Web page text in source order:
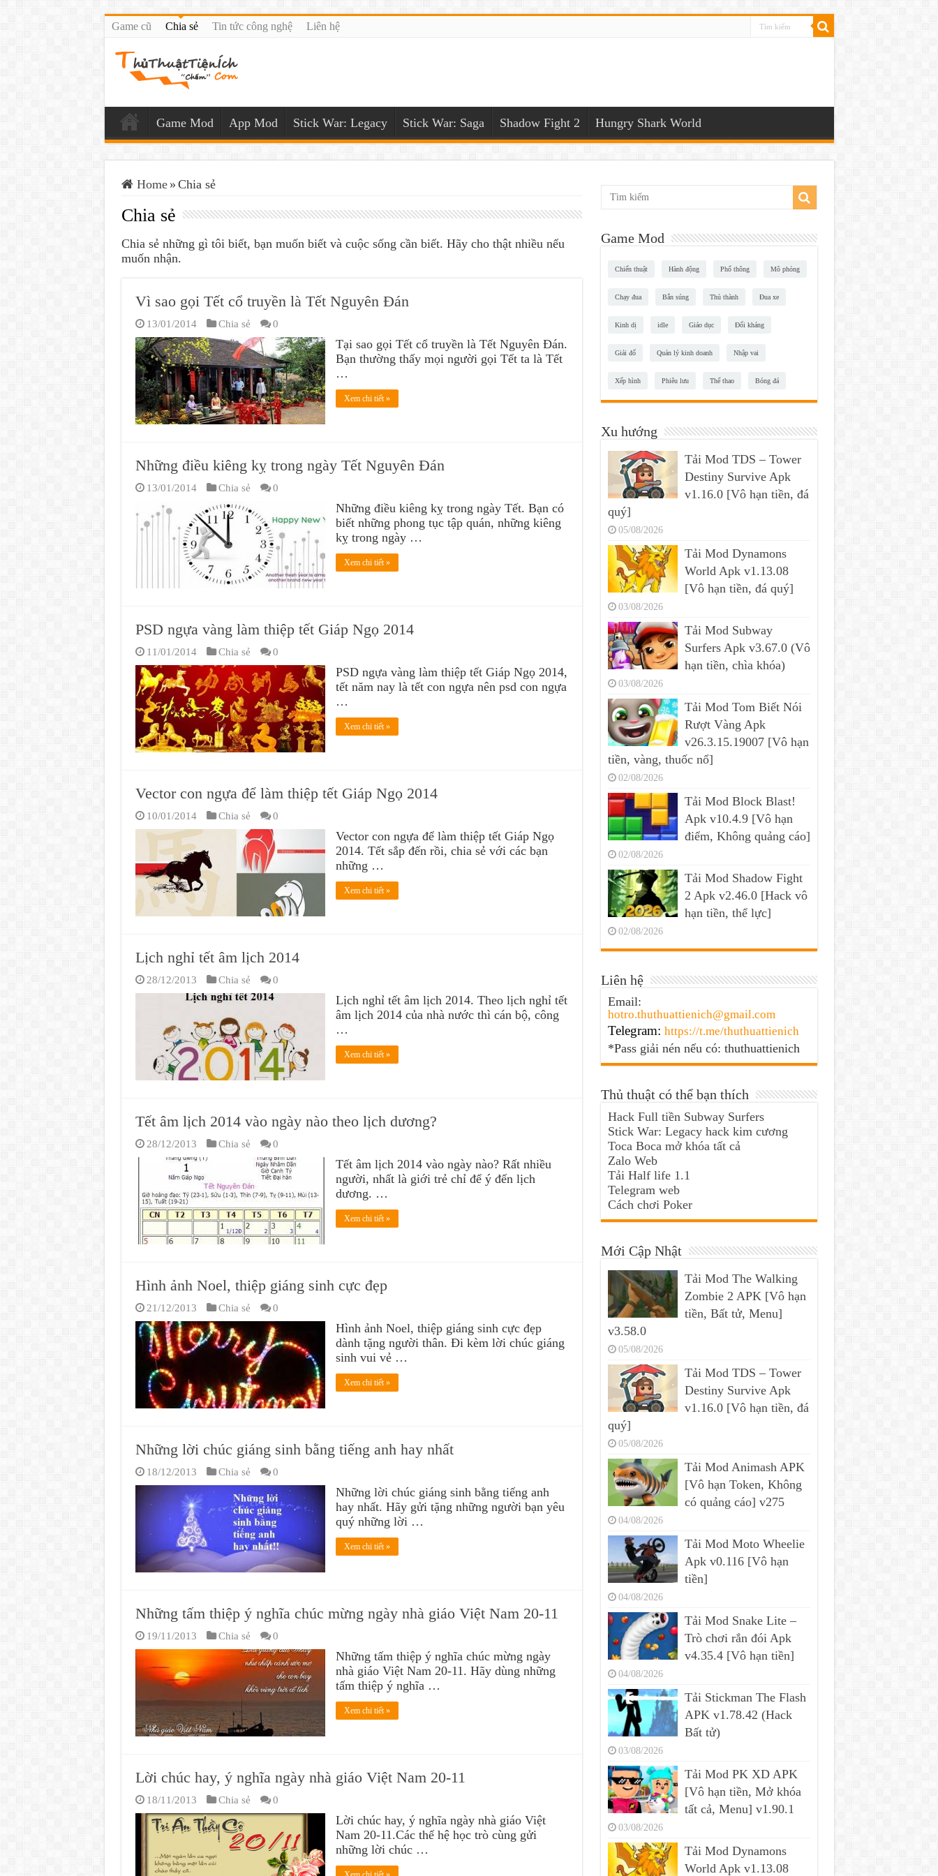
Game cũ Chia sẻ Tin tức công nghệ Liên hệ
Game Mod App Mod Stick War: Legacy Stick War: Saga Shadow Fight 2 Hungry Shark World
Home » Chia sẻ
Chia sẻ
Chia sẻ những gì tôi biết, bạn muốn biết và cuộc sống cần biết. Hãy cho thật nhiều nếu
muốn nhận.
Vì sao gọi Tết cổ truyền là Tết Nguyên Đán
13/01/2014 Chia sẻ 0
Tại sao gọi Tết cổ truyền là Tết Nguyên Đán.
Bạn thường thấy mọi người gọi Tết ta là Tết
…
Xem chi tiết »
Những điều kiêng kỵ trong ngày Tết Nguyên Đán
13/01/2014 Chia sẻ 0
Những điều kiêng kỵ trong ngày Tết. Bạn có
biết những phong tục tập quán, những kiêng
kỵ trong ngày …
Xem chi tiết »
PSD ngựa vàng làm thiệp tết Giáp Ngọ 2014
11/01/2014 Chia sẻ 0
PSD ngựa vàng làm thiệp tết Giáp Ngọ 2014,
tết năm nay là tết con ngựa nên psd con ngựa
…
Xem chi tiết »
Vector con ngựa để làm thiệp tết Giáp Ngọ 2014
10/01/2014 Chia sẻ 0
Vector con ngựa để làm thiệp tết Giáp Ngọ
2014. Tết sắp đến rồi, chia sẻ với các bạn
những …
Xem chi tiết »
Lịch nghỉ tết âm lịch 2014
28/12/2013 Chia sẻ 0
Lịch nghỉ tết âm lịch 2014. Theo lịch nghỉ tết
âm lịch 2014 của nhà nước thì cán bộ, công
…
Xem chi tiết »
Tết âm lịch 2014 vào ngày nào theo lịch dương?
28/12/2013 Chia sẻ 0
Tết âm lịch 2014 vào ngày nào? Rất nhiều
người, nhất là giới trẻ chỉ để ý đến lịch
dương. …
Xem chi tiết »
Hình ảnh Noel, thiệp giáng sinh cực đẹp
21/12/2013 Chia sẻ 0
Hình ảnh Noel, thiệp giáng sinh cực đẹp
dành tặng người thân. Đi kèm lời chúc giáng
sinh vui vẻ …
Xem chi tiết »
Những lời chúc giáng sinh bằng tiếng anh hay nhất
18/12/2013 Chia sẻ 0
Những lời chúc giáng sinh bằng tiếng anh
hay nhất. Hãy gửi tặng những người bạn yêu
quý những lời …
Xem chi tiết »
Những tấm thiệp ý nghĩa chúc mừng ngày nhà giáo Việt Nam 20-11
19/11/2013 Chia sẻ 0
Những tấm thiệp ý nghĩa chúc mừng ngày
nhà giáo Việt Nam 20-11. Hãy dùng những
tấm thiệp ý nghĩa …
Xem chi tiết »
Lời chúc hay, ý nghĩa ngày nhà giáo Việt Nam 20-11
18/11/2013 Chia sẻ 0
Lời chúc hay, ý nghĩa ngày nhà giáo Việt
Nam 20-11.Các thế hệ học trò cùng gửi
những lời chúc …
Game Mod
Chiến thuật Hành động Phổ thông Mô phỏng
Chạy đua Bắn súng Thủ thành Đua xe
Kinh dị idle Giáo dục Đối kháng
Giải đố Quản lý kinh doanh Nhập vai
Xếp hình Phiêu lưu Thể thao Bóng đá
Xu hướng
Tải Mod TDS – Tower
Destiny Survive Apk
v1.16.0 [Vô hạn tiền, đá
quý]
05/08/2026
Tải Mod Dynamons
World Apk v1.13.08
[Vô hạn tiền, đá quý]
03/08/2026
Tải Mod Subway
Surfers Apk v3.67.0 (Vô
hạn tiền, chìa khóa)
03/08/2026
Tải Mod Tom Biết Nói
Rượt Vàng Apk
v26.3.15.19007 [Vô hạn
tiền, vàng, thuốc nổ]
02/08/2026
Tải Mod Block Blast!
Apk v10.4.9 [Vô hạn
điểm, Không quảng cáo]
02/08/2026
Tải Mod Shadow Fight
2 Apk v2.46.0 [Hack vô
hạn tiền, thể lực]
02/08/2026
Liên hệ
Email:
hotro.thuthuattienich@gmail.com
Telegram: https://t.me/thuthuattienich
*Pass giải nén nếu có: thuthuattienich
Thủ thuật có thể bạn thích
Hack Full tiền Subway Surfers
Stick War: Legacy hack kim cương
Toca Boca mở khóa tất cả
Zalo Web
Tải Half life 1.1
Telegram web
Cách chơi Poker
Mới Cập Nhật
Tải Mod The Walking
Zombie 2 APK [Vô hạn
tiền, Bất tử, Menu]
v3.58.0
05/08/2026
Tải Mod TDS – Tower
Destiny Survive Apk
v1.16.0 [Vô hạn tiền, đá
quý]
05/08/2026
Tải Mod Animash APK
[Vô hạn Token, Không
có quảng cáo] v275
04/08/2026
Tải Mod Moto Wheelie
Apk v0.116 [Vô hạn
tiền]
04/08/2026
Tải Mod Snake Lite –
Trò chơi rắn đói Apk
v4.35.4 [Vô hạn tiền]
04/08/2026
Tải Stickman The Flash
APK v1.78.42 (Hack
Bất tử)
03/08/2026
Tải Mod PK XD APK
[Vô hạn tiền, Mở khóa
tất cả, Menu] v1.90.1
03/08/2026
Tải Mod Dynamons
World Apk v1.13.08